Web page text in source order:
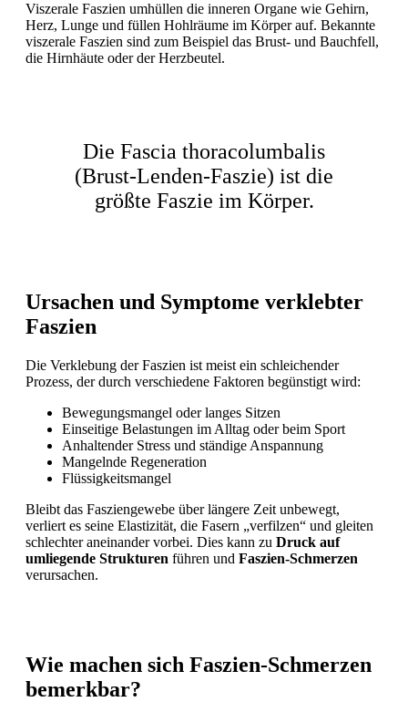
Viszerale Faszien umhüllen die inneren Organe wie Gehirn,
Herz, Lunge und füllen Hohlräume im Körper auf. Bekannte
viszerale Faszien sind zum Beispiel das Brust- und Bauchfell,
die Hirnhäute oder der Herzbeutel.
Die Fascia thoracolumbalis
(Brust-Lenden-Faszie) ist die
größte Faszie im Körper.
Ursachen und Symptome verklebter
Faszien
Die Verklebung der Faszien ist meist ein schleichender
Prozess, der durch verschiedene Faktoren begünstigt wird:
Bewegungsmangel oder langes Sitzen
Einseitige Belastungen im Alltag oder beim Sport
Anhaltender Stress und ständige Anspannung
Mangelnde Regeneration
Flüssigkeitsmangel
Bleibt das Fasziengewebe über längere Zeit unbewegt,
verliert es seine Elastizität, die Fasern „verfilzen“ und gleiten
schlechter aneinander vorbei. Dies kann zu Druck auf
umliegende Strukturen führen und Faszien-Schmerzen
verursachen.
Wie machen sich Faszien-Schmerzen
bemerkbar?